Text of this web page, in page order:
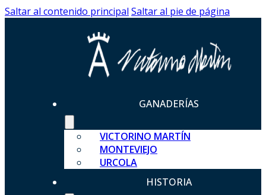
Saltar al contenido principal Saltar al pie de página
GANADERÍAS
VICTORINO MARTÍN
MONTEVIEJO
URCOLA
HISTORIA